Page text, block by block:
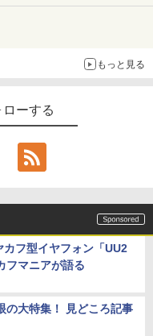
もっと見る
ーする
フ型イヤフォン「UU2
フマニアが語る
の大特集！ 見どころ記事